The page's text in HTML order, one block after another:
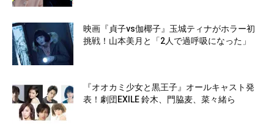
映画『貞子vs伽椰子』玉城ティナがホラー初
挑戦！山本美月と「2人で過呼吸になった」
『オオカミ少女と黒王子』オールキャスト発
表！劇団EXILE 鈴木、門脇麦、菜々緒ら